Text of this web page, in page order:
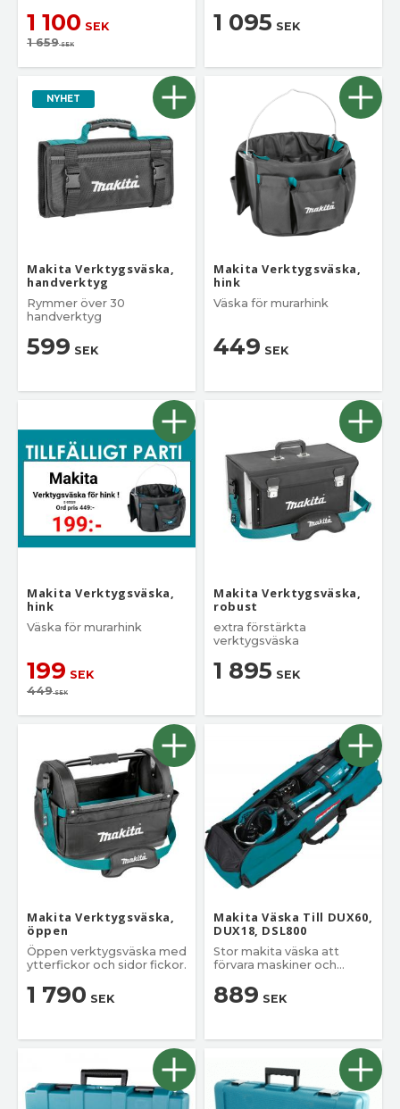
1 100 SEK
1 659SEK
1 095 SEK
Makita Verktygsväska,
handverktyg
Rymmer över 30
handverktyg
599 SEK
NYHET
Makita Verktygsväska,
hink
Väska för murarhink
449 SEK
Makita Verktygsväska,
hink
Väska för murarhink
199 SEK
449SEK
Makita Verktygsväska,
robust
extra förstärkta
verktygsväska
1 895 SEK
Makita Verktygsväska,
öppen
Öppen verktygsväska med
ytterfickor och sidor fickor.
1 790 SEK
Makita Väska Till DUX60,
DUX18, DSL800
Stor makita väska att
förvara maskiner och
889 SEK